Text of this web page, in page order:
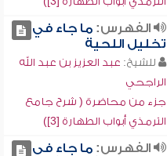
الفهرس:ما جاء في
تخليل اللحية
للشيخ: عبد العزيز بن عبد الله
الراجحي
جزء من محاضرة ( شرح جامع
الترمذي أبواب الطهارة [3])
الفهرس:ما جاء في